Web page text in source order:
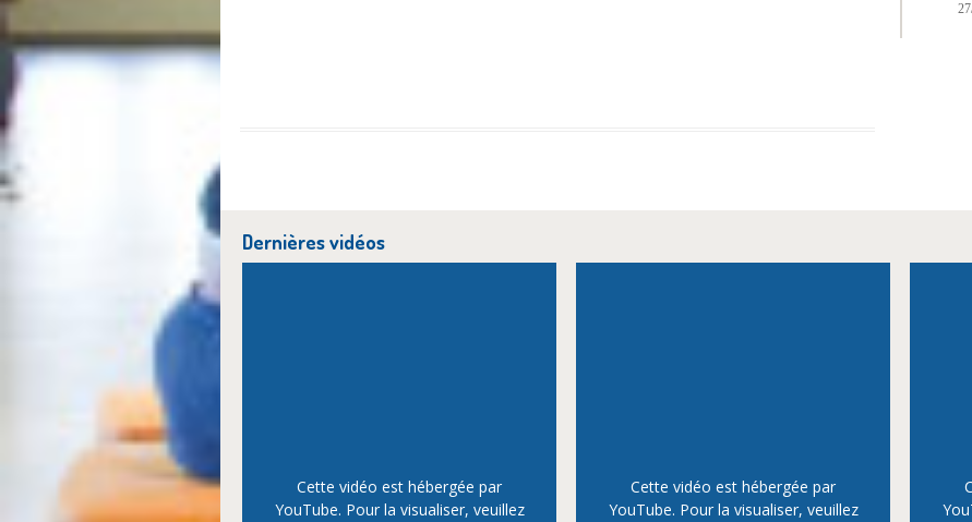
Dernières vidéos
Cette vidéo est hébergée par
YouTube. Pour la visualiser, veuillez
Cette vidéo est hébergée par
YouTube. Pour la visualiser, veuillez